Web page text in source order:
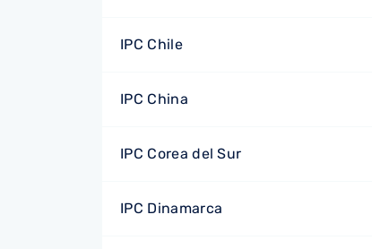
IPC Chile
IPC China
IPC Corea del Sur
IPC Dinamarca